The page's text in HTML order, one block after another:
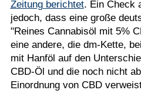
Zeitung berichtet. Ein Check
jedoch, dass eine große
"Reines Cannabisöl mit 5%
eine andere, die dm-Kette,
mit Hanföl auf den
CBD-Öl und die noch nicht
Einordnung von CBD